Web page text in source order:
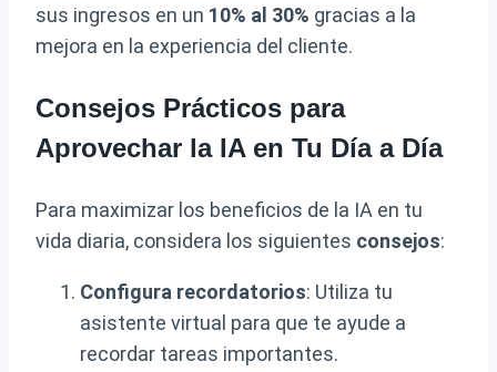
sus ingresos en un 10% al 30% gracias a la
mejora en la experiencia del cliente.
Consejos Prácticos para
Aprovechar la IA en Tu Día a Día
Para maximizar los beneficios de la IA en tu
vida diaria, considera los siguientes consejos:
Configura recordatorios: Utiliza tu
asistente virtual para que te ayude a
recordar tareas importantes.